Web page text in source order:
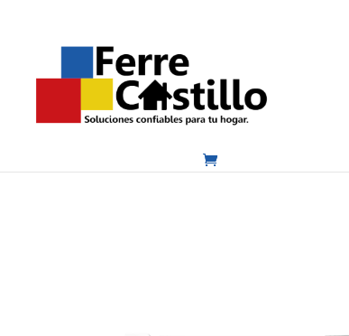
Herramientas